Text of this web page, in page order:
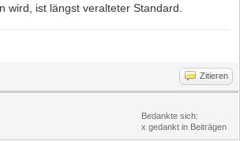
wird, ist längst veralteter Standard.
Zitieren
Bedankte sich:
x gedankt in Beiträgen